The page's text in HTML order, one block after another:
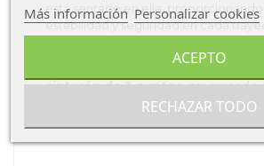
está sentado en ella, proporcionando
estabilidad y seguridad en cada
Si tu vehículo no cuenta con ISOFIX,
cinturón de 3 puntos, asegurando
Más información Personalizar cookies
RECHAZAR TODO
ACEPTO